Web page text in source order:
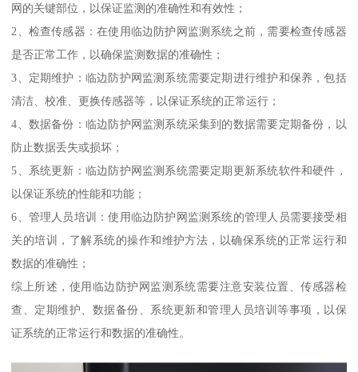
网的关键部位，以保证监测的准确性和有效性；
2、检查传感器：在使用临边防护网监测系统之前，需要检查传感器
是否正常工作，以确保监测数据的准确性；
3、定期维护：临边防护网监测系统需要定期进行维护和保养，包括
清洁、校准、更换传感器等，以保证系统的正常运行；
4、数据备份：临边防护网监测系统采集到的数据需要定期备份，以
防止数据丢失或损坏；
5、系统更新：临边防护网监测系统需要定期更新系统软件和硬件，
以保证系统的性能和功能；
6、管理人员培训：使用临边防护网监测系统的管理人员需要接受相
关的培训，了解系统的操作和维护方法，以确保系统的正常运行和
数据的准确性；
综上所述，使用临边防护网监测系统需要注意安装位置、传感器检
查、定期维护、数据备份、系统更新和管理人员培训等事项，以保
证系统的正常运行和数据的准确性。